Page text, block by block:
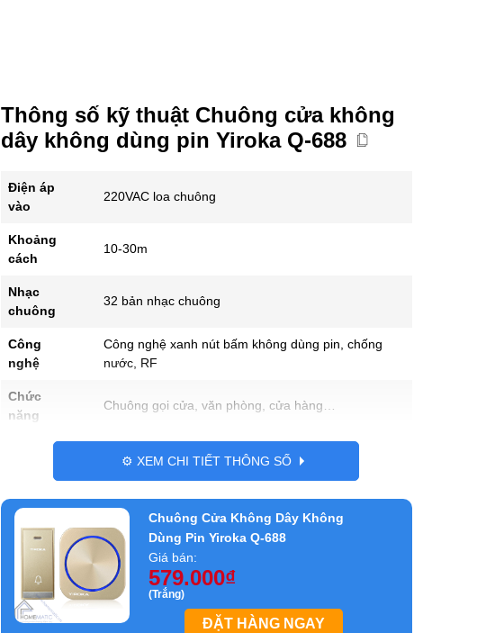
Thông số kỹ thuật Chuông cửa không
dây không dùng pin Yiroka Q-688
Điện áp
vào
220VAC loa chuông
Khoảng
cách
10-30m
Nhạc
chuông
32 bản nhạc chuông
Công
nghệ
Công nghệ xanh nút bấm không dùng pin, chống
nước, RF
Chức
năng
Chuông gọi cửa, văn phòng, cửa hàng…
Chất liệu
Xuất xứ/
Hãng
⚙️ XEM CHI TIẾT THÔNG SỐ
Chuông Cửa Không Dây Không
Dùng Pin Yiroka Q-688
Giá bán:
579.000₫
(Trắng)
ĐẶT HÀNG NGAY